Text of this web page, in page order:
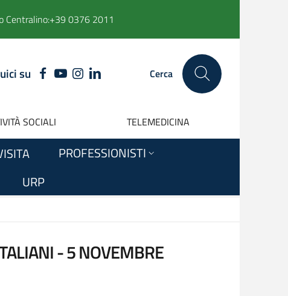
Centralino:+39 0376 2011
suFACEBOOK
YOUTUBE
INSTAGRAM
LINKEDIN Cerca
SOCIALI TELEMEDICINA
PROFESSIONISTI
URP
- 5 NOVEMBRE